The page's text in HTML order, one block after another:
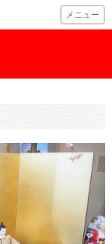
形・五
メニュー